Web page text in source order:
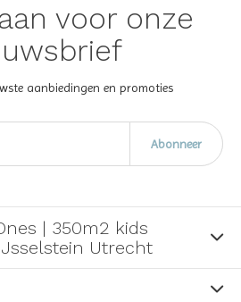
voor onze
aanbiedingen en promoties
Abonneer
| 350m2 kids
Utrecht